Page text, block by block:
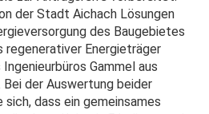
der Stadt Aichach Lösungen
des Baugebietes
regenerativer Energieträger
Gammel aus
der Auswertung beider
dass ein gemeinsames